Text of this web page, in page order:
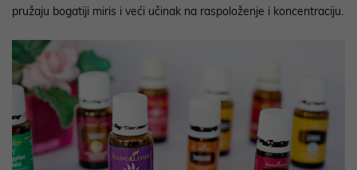
pružaju bogatiji miris i veći učinak na raspoloženje i koncentraciju.